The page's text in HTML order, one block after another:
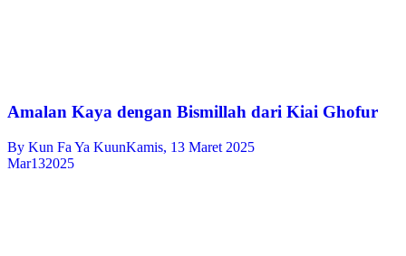
Amalan Kaya dengan Bismillah dari Kiai Ghofur
By Kun Fa Ya KuunKamis, 13 Maret 2025
Mar132025